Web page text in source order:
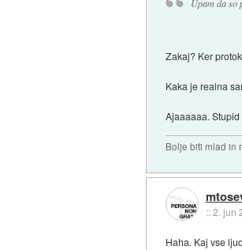
Upam da so
Zakaj? Ker
Kaka je realna
Ajaaaaaa.
Bolje biti mlad in
::2. jun
Haha. Kaj vse